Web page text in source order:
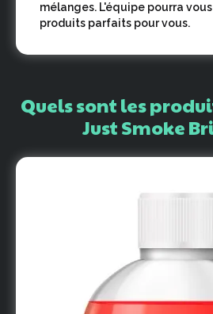
mélanges. L'équipe pourra
produits parfaits pour vous.
Quelssontles
JustSmoke